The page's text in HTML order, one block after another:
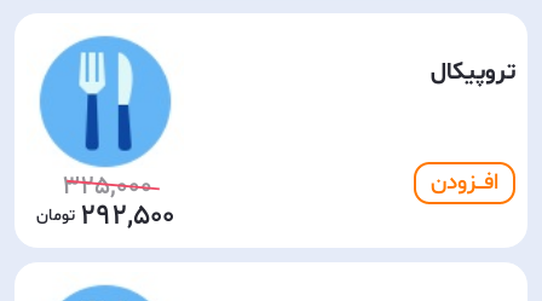
تروپیکال
افـــزودن 325,000
292,500